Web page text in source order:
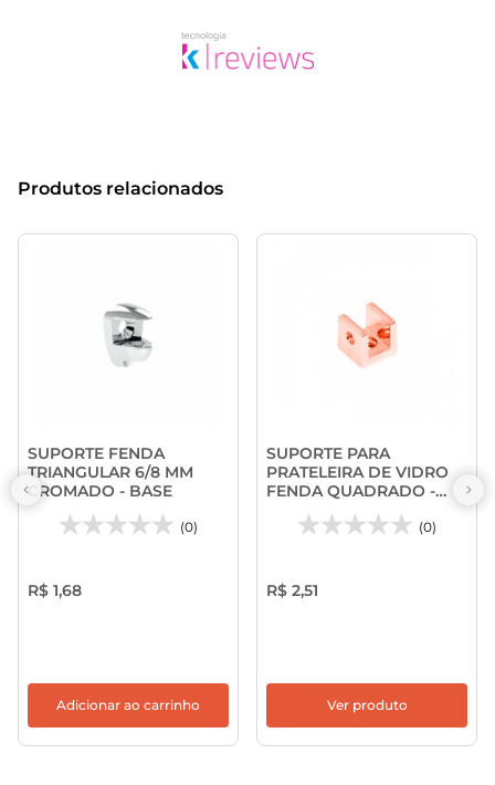
Produtos relacionados
SUPORTE FENDA
TRIANGULAR 6/8 MM
CROMADO - BASE
(0)
R$ 1,68
Adicionar ao carrinho
SUPORTE PARA
PRATELEIRA DE VIDRO
FENDA QUADRADO -
BASE
(0)
R$ 2,51
Ver produto